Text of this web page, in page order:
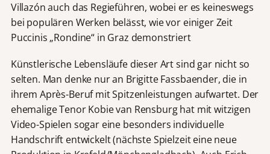
Villazón auch das Regieführen, wobei er es keineswegs
bei populären Werken belässt, wie vor einiger Zeit
Puccinis „Rondine“ in Graz demonstriert
Künstlerische Lebensläufe dieser Art sind gar nicht so
selten. Man denke nur an Brigitte Fassbaender, die in
ihrem Après-Beruf mit Spitzenleistungen aufwartet. Der
ehemalige Tenor Kobie van Rensburg hat mit witzigen
Video-Spielen sogar eine besonders individuelle
Handschrift entwickelt (nächste Spielzeit eine neue